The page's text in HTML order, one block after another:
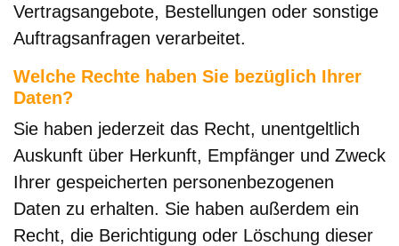
Vertragsangebote, Bestellungen oder sonstige
Auftragsanfragen verarbeitet.
Welche Rechte haben Sie bezüglich Ihrer
Daten?
Sie haben jederzeit das Recht, unentgeltlich
Auskunft über Herkunft, Empfänger und Zweck
Ihrer gespeicherten personenbezogenen
Daten zu erhalten. Sie haben außerdem ein
Recht, die Berichtigung oder Löschung dieser